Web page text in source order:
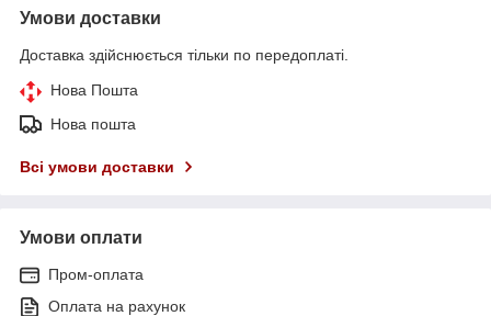
Умови доставки
Доставка здійснюється тільки по передоплаті.
Нова Пошта
Нова пошта
Всі умови доставки
Умови оплати
Пром-оплата
Оплата на рахунок